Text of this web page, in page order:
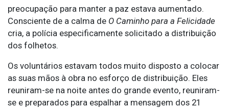
preocupação para manter a paz estava aumentado.
Consciente de a calma de O Caminho para a Felicidade
cria, a polícia especificamente solicitado a distribuição
dos folhetos.
Os voluntários estavam todos muito disposto a colocar
as suas mãos à obra no esforço de distribuição. Eles
reuniram-se na noite antes do grande evento, reuniram-
se e preparados para espalhar a mensagem dos 21